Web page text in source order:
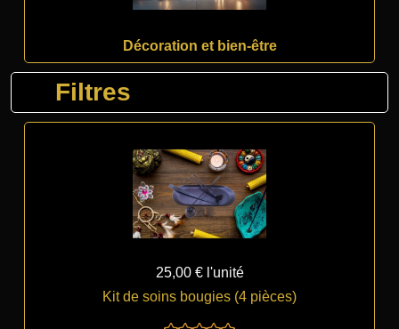
Décoration et bien-être
Filtres
25,00 € l'unité
Kit de soins bougies (4 pièces)